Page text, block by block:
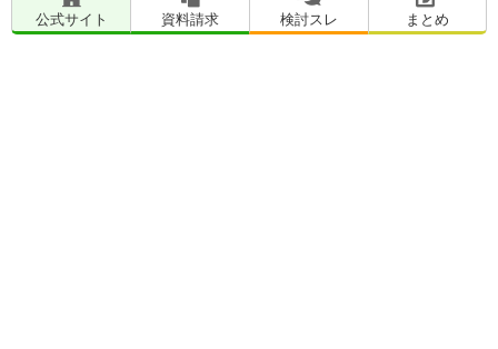
公式サイト 資料請求 検討スレ まとめ